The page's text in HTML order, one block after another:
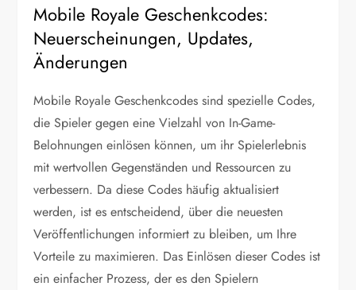
Mobile Royale Geschenkcodes:
Neuerscheinungen, Updates,
Änderungen
Mobile Royale Geschenkcodes sind spezielle Codes,
die Spieler gegen eine Vielzahl von In-Game-
Belohnungen einlösen können, um ihr Spielerlebnis
mit wertvollen Gegenständen und Ressourcen zu
verbessern. Da diese Codes häufig aktualisiert
werden, ist es entscheidend, über die neuesten
Veröffentlichungen informiert zu bleiben, um Ihre
Vorteile zu maximieren. Das Einlösen dieser Codes ist
ein einfacher Prozess, der es den Spielern